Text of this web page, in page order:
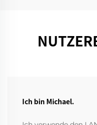
Ich bin Michael.